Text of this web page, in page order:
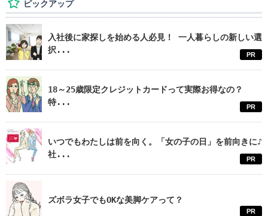
ピックアップ
入社後に家探しを始める人必見！ 一人暮らしの新しい選
択...
PR
18～25歳限定クレジットカードって実際お得なの？
特...
PR
いつでもわたしは前を向く。「女の子の日」を前向きに♪
社...
PR
ズボラ女子でもOKな美脚ケアって？
PR